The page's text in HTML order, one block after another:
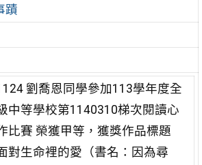
蹟
劉喬恩同學參加113學年度全
中等學校第1140310梯次閱讀心
比賽 榮獲甲等，獲獎作品標題
對生命裡的愛（書名：因為尋